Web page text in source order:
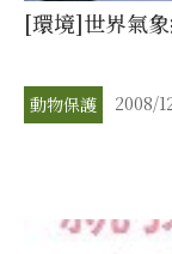
[環境]世界氣
動物保護 2008/